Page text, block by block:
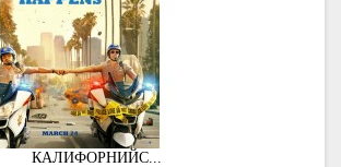
КАЛИФОРНИЙС...